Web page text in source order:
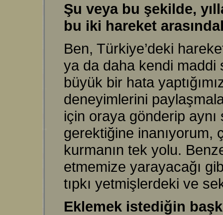
Şu veya bu şekilde,
bu iki hareket
Ben, Türkiye’deki
ya da daha kendi maddi
büyük bir hata
deneyimlerini
için oraya gönderip aynı
gerektiğine inanıyorum,
kurmanın tek yolu.
etmemize yarayacağı
tıpkı yetmişlerdeki ve
Eklemek istediğin